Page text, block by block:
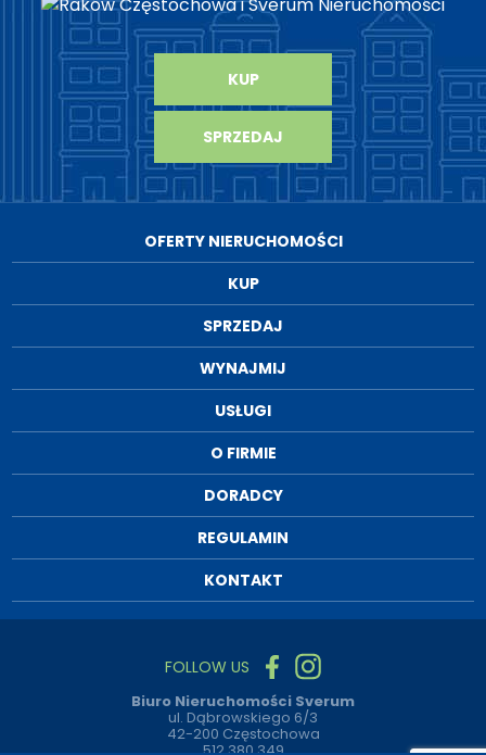
KUP
SPRZEDAJ
OFERTY NIERUCHOMOŚCI
KUP
SPRZEDAJ
WYNAJMIJ
USŁUGI
O FIRMIE
DORADCY
REGULAMIN
KONTAKT
FOLLOW US
Biuro Nieruchomości Sverum
ul. Dąbrowskiego 6/3
42-200 Częstochowa
512 380 349